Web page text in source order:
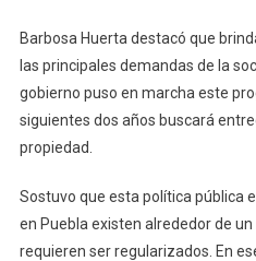
Barbosa Huerta destacó que
las principales demandas de la
gobierno puso en marcha este
siguientes dos años buscará
propiedad.
Sostuvo que esta política pública
en Puebla existen alrededor de
requieren ser regularizados. En